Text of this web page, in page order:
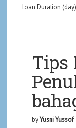
Loan Duration
Tips
byYusni Yussof